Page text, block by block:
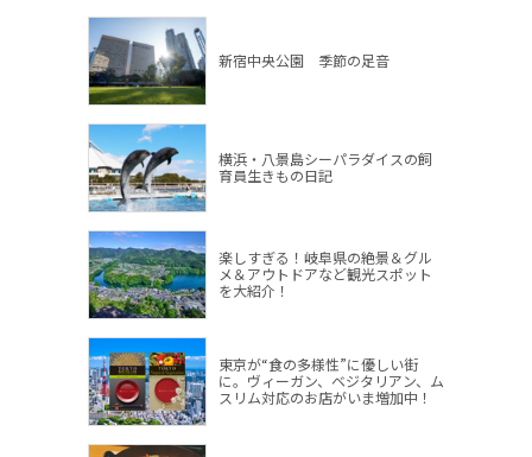
新宿中央公園 季節の足音
横浜・八景島シーパラダイスの飼
育員生きもの日記
楽しすぎる！岐阜県の絶景＆グル
メ＆アウトドアなど観光スポット
を大紹介！
東京が“食の多様性”に優しい街
に。ヴィーガン、ベジタリアン、ム
スリム対応のお店がいま増加中！